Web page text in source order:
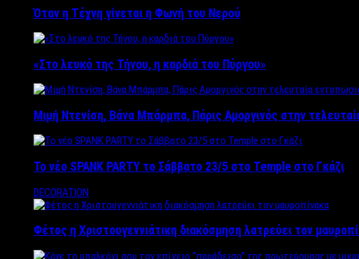
Όταν η Τέχνη γίνεται η Φωνή του Νερού
«Στο λευκό της Τήνου, η καρδιά του Πύργου»
Μιμή Ντενίση, Βάνα Μπάρμπα, Πάρις Αμοργινός στην
Το νέο SPANK PARTY το Σάββατο 23/5 στο Temple στο Γκάζι
DECORATION
Φέτος η Χριστουγεννιάτικη διακόσμηση λατρεύει τον